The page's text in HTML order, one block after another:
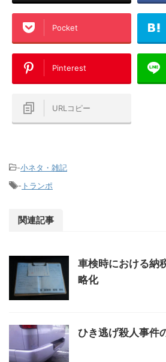
Pocket
Pinterest
URLコピー
-小ネタ・雑記
- トランポ
関連記事
車検時における納
略化
ひき逃げ殺人事件